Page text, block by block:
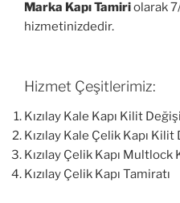
Marka Kapı Tamiriolarak
hizmetinizdedir.
Hizmet Çeşitlerimiz:
Kızılay Kale Kapı Kilit
Kızılay Kale Çelik Kapı
Kızılay Çelik Kapı
Kızılay Çelik Kapı Tamiratı